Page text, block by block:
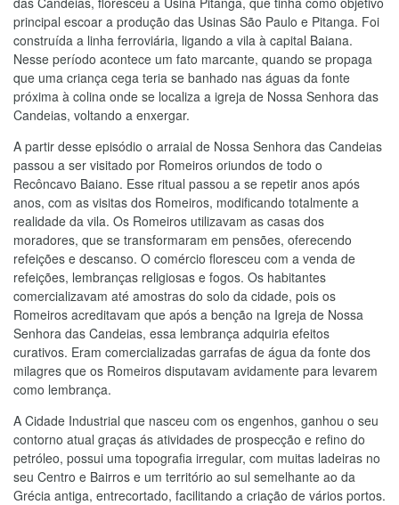
principal escoar a produção das Usinas São Paulo e Pitanga. Foi
construída a linha ferroviária, ligando a vila à capital Baiana.
Nesse período acontece um fato marcante, quando se propaga
que uma criança cega teria se banhado nas águas da fonte
próxima à colina onde se localiza a igreja de Nossa Senhora das
Candeias, voltando a enxergar.
A partir desse episódio o arraial de Nossa Senhora das Candeias
passou a ser visitado por Romeiros oriundos de todo o
Recôncavo Baiano. Esse ritual passou a se repetir anos após
anos, com as visitas dos Romeiros, modificando totalmente a
realidade da vila. Os Romeiros utilizavam as casas dos
moradores, que se transformaram em pensões, oferecendo
refeições e descanso. O comércio floresceu com a venda de
refeições, lembranças religiosas e fogos. Os habitantes
comercializavam até amostras do solo da cidade, pois os
Romeiros acreditavam que após a benção na Igreja de Nossa
Senhora das Candeias, essa lembrança adquiria efeitos
curativos. Eram comercializadas garrafas de água da fonte dos
milagres que os Romeiros disputavam avidamente para levarem
como lembrança.
A Cidade Industrial que nasceu com os engenhos, ganhou o seu
contorno atual graças ás atividades de prospecção e refino do
petróleo, possui uma topografia irregular, com muitas ladeiras no
seu Centro e Bairros e um território ao sul semelhante ao da
Grécia antiga, entrecortado, facilitando a criação de vários portos.